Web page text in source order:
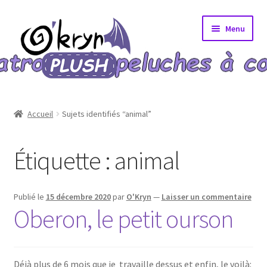
la
navigation
au
contenu
Menu
Blog
Bons Plans
Boutique
Accueil Sujets identifiés “animal”
Étiquette : animal
Publié le 15 décembre 2020par O'Kryn — Laisser un commentaire
Oberon, le petit ourson
Déjà plus de 6 mois que je travaille dessus et enfin, le voilà: